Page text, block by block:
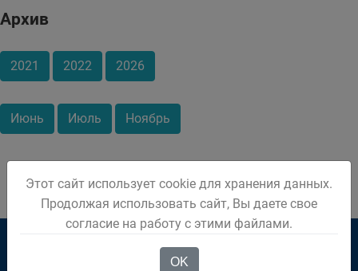
Архив
2021 2022 2026
Июнь Июль Ноябрь
Этот сайт использует cookie для хранения данных.
Продолжая использовать сайт, Вы даете свое
согласие на работу с этими файлами.
OK